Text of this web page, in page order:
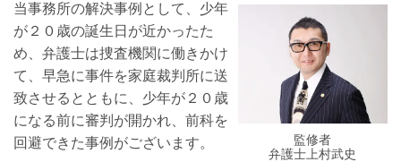
監修者
弁護士上村武史
当事務所の解決事例として、少年
が２０歳の誕生日が近かったた
め、弁護士は捜査機関に働きかけ
て、早急に事件を家庭裁判所に送
致させるとともに、少年が２０歳
になる前に審判が開かれ、前科を
回避できた事例がございます。